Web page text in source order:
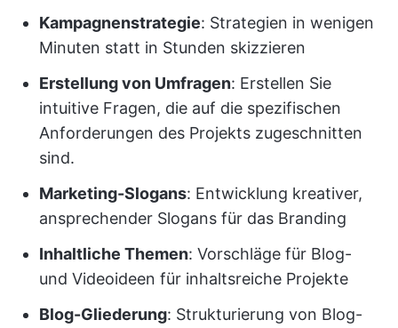
Kampagnenstrategie: Strategien in wenigen
Minuten statt in Stunden skizzieren
Erstellung von Umfragen: Erstellen Sie
intuitive Fragen, die auf die spezifischen
Anforderungen des Projekts zugeschnitten
sind.
Marketing-Slogans: Entwicklung kreativer,
ansprechender Slogans für das Branding
Inhaltliche Themen: Vorschläge für Blog-
und Videoideen für inhaltsreiche Projekte
Blog-Gliederung: Strukturierung von Blog-